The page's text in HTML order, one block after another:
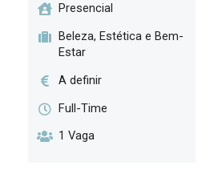
Presencial
Beleza, Estética e Bem-
Estar
A definir
Full-Time
1 Vaga